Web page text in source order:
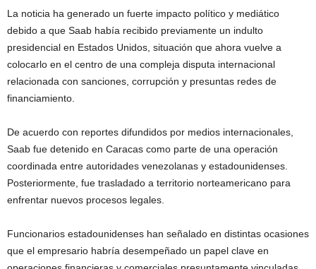
La noticia ha generado un fuerte impacto político y mediático
debido a que Saab había recibido previamente un indulto
presidencial en Estados Unidos, situación que ahora vuelve a
colocarlo en el centro de una compleja disputa internacional
relacionada con sanciones, corrupción y presuntas redes de
financiamiento.
De acuerdo con reportes difundidos por medios internacionales,
Saab fue detenido en Caracas como parte de una operación
coordinada entre autoridades venezolanas y estadounidenses.
Posteriormente, fue trasladado a territorio norteamericano para
enfrentar nuevos procesos legales.
Funcionarios estadounidenses han señalado en distintas ocasiones
que el empresario habría desempeñado un papel clave en